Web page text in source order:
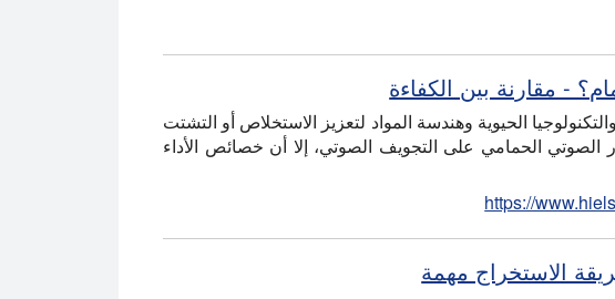
- مقارنة بين الكفاءة
الحيوية وهندسة المواد لتعزيز الاستخلاص أو التشتت
الصوتي الحمامي على التجويف الصوتي، إلا أن خصائص الأداء
https://
الاستخراج مهمة